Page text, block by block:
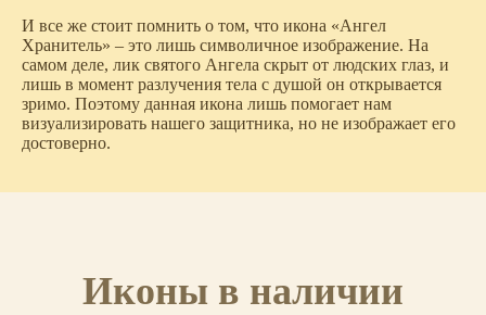
И все же стоит помнить о том, что икона «Ангел
Хранитель» – это лишь символичное изображение. На
самом деле, лик святого Ангела скрыт от людских глаз, и
лишь в момент разлучения тела с душой он открывается
зримо. Поэтому данная икона лишь помогает нам
визуализировать нашего защитника, но не изображает его
достоверно.
Иконы в наличии